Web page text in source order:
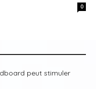
0
peut stimuler